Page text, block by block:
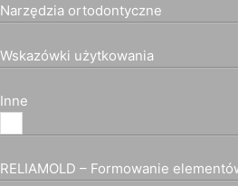
Narzędzia ortodontyczne
Wskazówki użytkowania
Inne
RELIAMOLD – Formowanie